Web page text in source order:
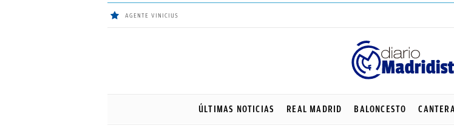
AGENTE VINICIUS
ÚLTIMAS NOTICIAS REAL MADRID BALONCESTO